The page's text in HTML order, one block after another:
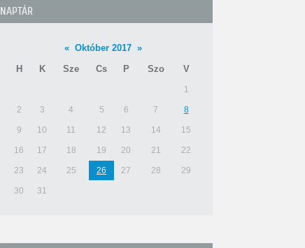
NAPTÁR
« Október 2017 »
H
K Sze Cs P Szo V
1
2 3 4 5 6 7 8
9 10 11 12 13 14 15
16 17 18 19 20 21 22
23 24 25 26 27 28 29
30 31